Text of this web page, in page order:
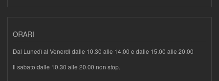
ORARI
Dal Lunedì al Venerdì dalle 10.30 alle 14.00 e dalle 15.00 alle 20.00
Il sabato dalle 10.30 alle 20.00 non stop.